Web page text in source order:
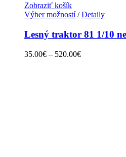
Zobraziť košík
Výber možností/ Detaily
Lesný traktor 81 1/10
35.00€ – 520.00€